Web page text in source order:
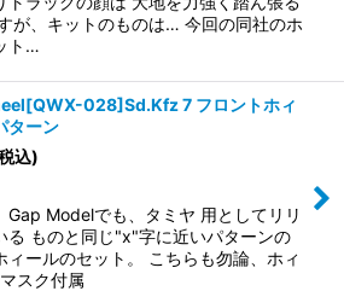
が、キットのものは… 今回の同社のホ
ト…
028]Sd.Kfz 7 フロントホィ
ターン
込)
Gap Modelでも、タミヤ 用としてリリ
る ものと同じ"x"字に近いパターンの
ィールのセット。 こちらも勿論、ホィ
スク付属